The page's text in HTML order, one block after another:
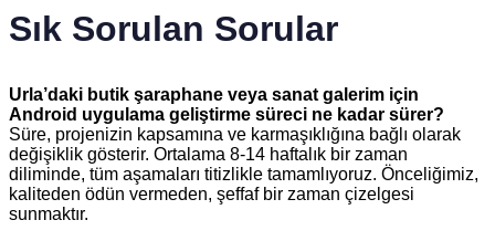
Sık Sorulan Sorular
Urla’daki butik şaraphane veya sanat galerim için
Android uygulama geliştirme süreci ne kadar sürer?
Süre, projenizin kapsamına ve karmaşıklığına bağlı olarak
değişiklik gösterir. Ortalama 8-14 haftalık bir zaman
diliminde, tüm aşamaları titizlikle tamamlıyoruz. Önceliğimiz,
kaliteden ödün vermeden, şeffaf bir zaman çizelgesi
sunmaktır.